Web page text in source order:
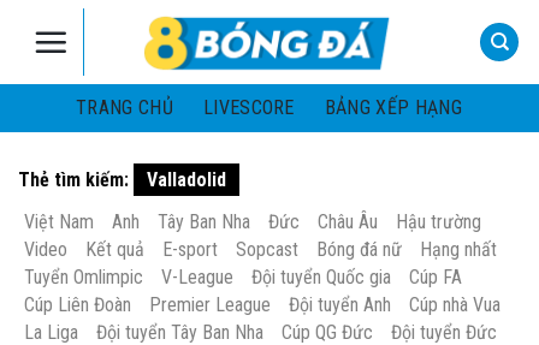
TRANG CHỦ
LIVESCORE BẢNG XẾP HẠNG
Thẻ tìm kiếm:
Valladolid
Việt Nam
Anh Tây Ban Nha Đức Châu Âu
Hậu trường
Video
Kết quả E-sport Sopcast Bóng đá nữ
Hạng nhất
Tuyển Omlimpic
V-League Đội tuyển Quốc gia
Cúp FA
Cúp Liên Đoàn
Premier League Đội tuyển Anh
Cúp nhà Vua
La Liga
Đội tuyển Tây Ban Nha Cúp QG Đức
Đội tuyển Đức